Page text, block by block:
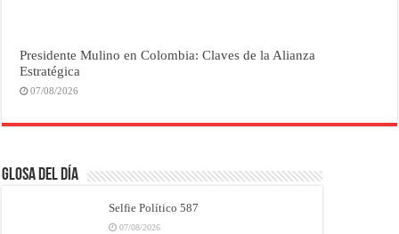
Presidente Mulino en Colombia: Claves de la Alianza
Estratégica
07/08/2026
Glosa del Día
Selfie Político 587
07/08/2026